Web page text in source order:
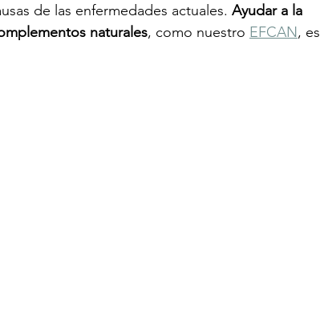
de las enfermedades actuales. Ayudar a la
naturales, como nuestro EFCAN, es